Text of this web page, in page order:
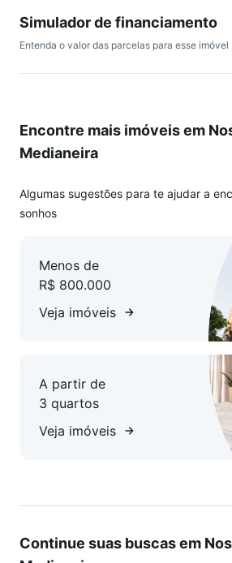
Simulador de financiamento
Entenda o valor das parcelas para esse imóvel
Encontre mais imóveis em
Medianeira
Algumas sugestões para te ajudar a
sonhos
Menos de
R$ 800.000
Veja imóveis
A partir de
3 quartos
Veja imóveis
Continue suas buscas em